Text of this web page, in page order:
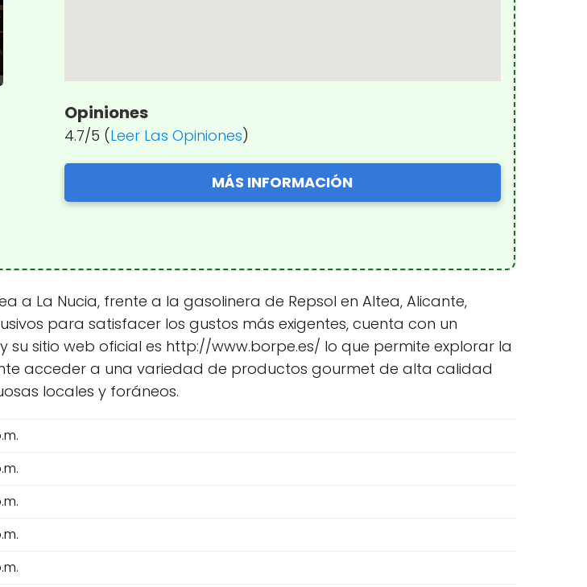
Opiniones
4.7/5 (Leer Las Opiniones)
MÁS INFORMACIÓN
a La Nucia, frente a la gasolinera de Repsol en Altea, Alicante,
para satisfacer los gustos más exigentes, cuenta con un
y su sitio web oficial es http://www.borpe.es/ lo que permite explorar la
acceder a una variedad de productos gourmet de alta calidad
locales y foráneos.